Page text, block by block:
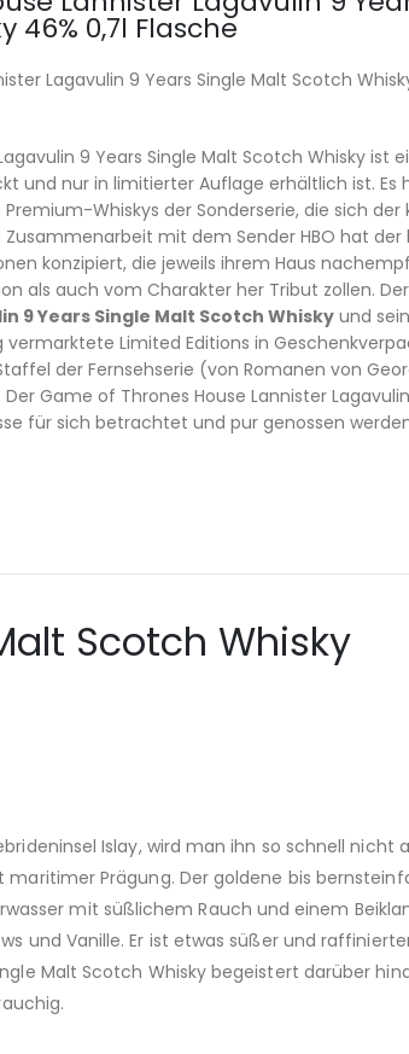
46% 0,7l Flasche
Lagavulin 9 Years Single Malt Scotch
9 Years Single Malt Scotch Whisky ist
und nur in limitierter Auflage erhältlich ist. Es
Whiskys der Sonderserie, die sich der
mit dem Sender HBO hat der
konzipiert, die jeweils ihrem Haus
als auch vom Charakter her Tribut zollen. Der
9 Years Single Malt Scotch Whisky und
Limited Editions in
der Fernsehserie (von Romanen von
Game of Thrones House Lannister
für sich betrachtet und pur genossen
Scotch Whisky
Islay, wird man ihn so schnell nicht
Prägung. Der goldene bis
mit süßlichem Rauch und einem
und Vanille. Er ist etwas süßer und
Malt Scotch Whisky begeistert darüber